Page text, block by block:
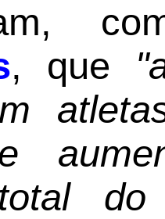
, que
total